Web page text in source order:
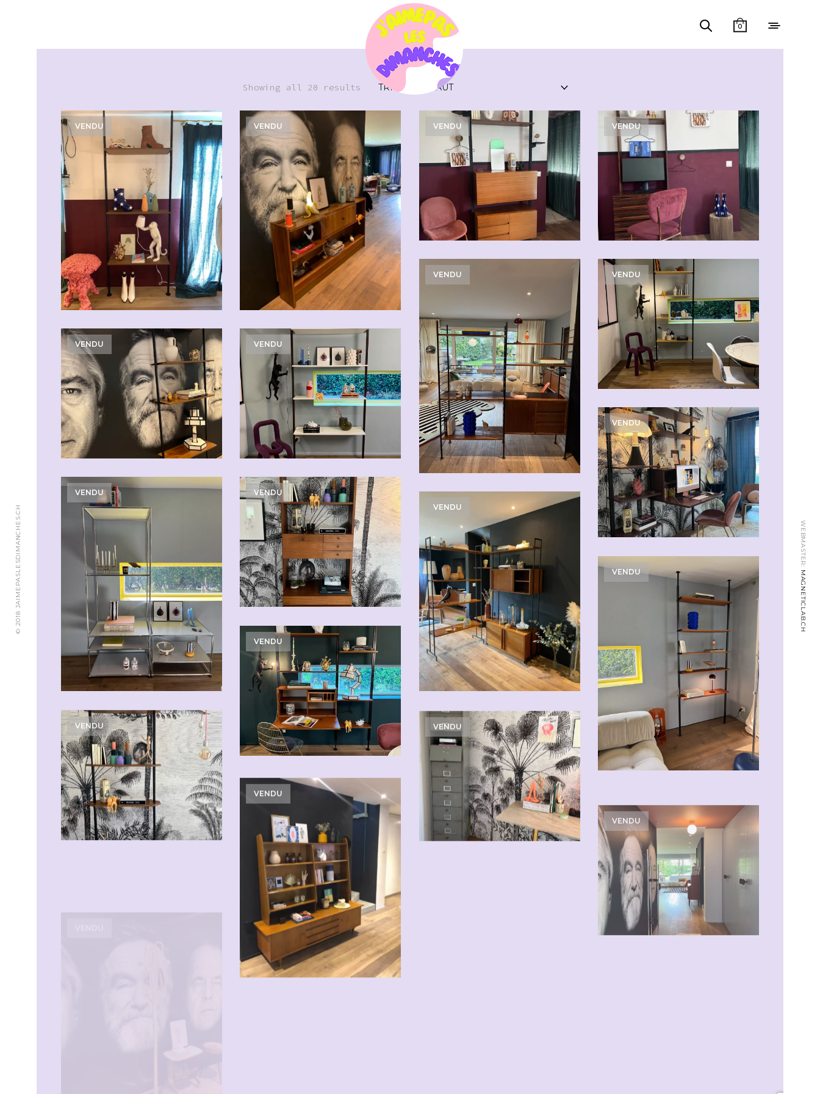
0
© 2018 JAIMEPASLESDIMANCHES.CH WEBMASTER:
MAGNETICLAB.CH
Showing all 20 results
VENDU VENDU VENDU VENDU
VENDU VENDU
VENDU VENDU
VENDU
VENDU
VENDU
VENDU
VENDU
VENDU
VENDU VENDU
VENDU
VENDU